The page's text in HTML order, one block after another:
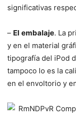
significativas
– El embalaje. La
y en el material
tipografía del iPod
tampoco lo es la
en el envoltorio y